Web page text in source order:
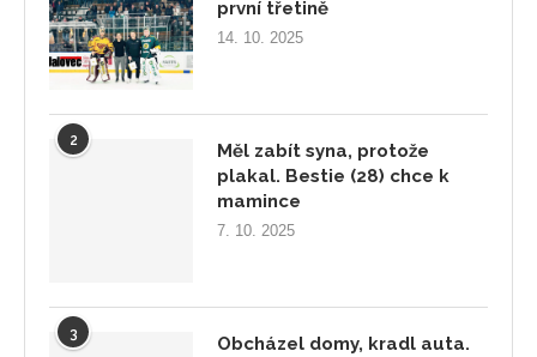
první třetině
14. 10. 2025
2
Měl zabít syna, protože
plakal. Bestie (28) chce k
mamince
7. 10. 2025
3
Obcházel domy, kradl auta.